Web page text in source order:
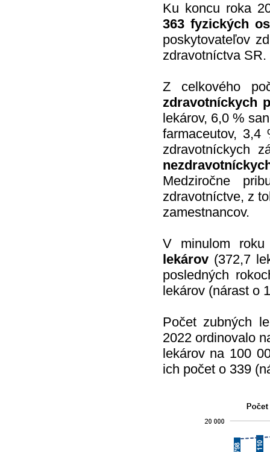
Ku koncu roka
363 fyzických
poskytovateľov
zdravotníctva SR.
Z celkového
zdravotníckych
lekárov, 6,0 %
farmaceutov,
zdravotníckych
Medziročne
zdravotníctve, z
zamestnancov.
V minulom
lekárov(372,7
posledných
lekárov (nárast o
Počet zubných
2022 ordinovalo
lekárov na 100
ich počet o 339